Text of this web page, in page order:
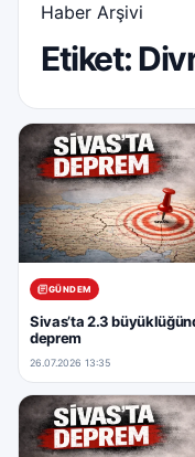
Haber Arşivi
Etiket:
GÜNDEM
Sivas’ta 2.3
deprem
26.07.2026 13:35